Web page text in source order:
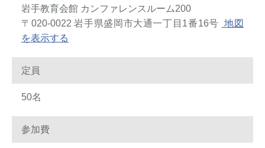
岩手教育会館 カンファレンスルーム200
〒020-0022 岩手県盛岡市大通一丁目1番16号 地図
を表示する
定員
50名
参加費